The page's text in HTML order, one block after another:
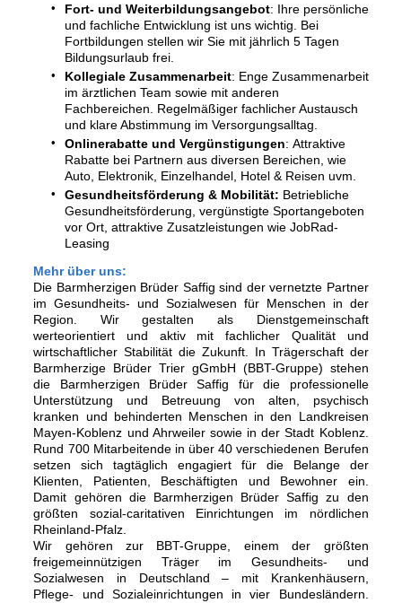
Fort- und Weiterbildungsangebot: Ihre persönliche
und fachliche Entwicklung ist uns wichtig. Bei
Fortbildungen stellen wir Sie mit jährlich 5 Tagen
Bildungsurlaub frei.
Kollegiale Zusammenarbeit: Enge Zusammenarbeit
im ärztlichen Team sowie mit anderen
Fachbereichen. Regelmäßiger fachlicher Austausch
und klare Abstimmung im Versorgungsalltag.
Onlinerabatte und Vergünstigungen: Attraktive
Rabatte bei Partnern aus diversen Bereichen, wie
Auto, Elektronik, Einzelhandel, Hotel & Reisen uvm.
Gesundheitsförderung & Mobilität: Betriebliche
Gesundheitsförderung, vergünstigte Sportangeboten
vor Ort, attraktive Zusatzleistungen wie JobRad-
Leasing
Mehr über uns:
Die Barmherzigen Brüder Saffig sind der vernetzte Partner
im Gesundheits- und Sozialwesen für Menschen in der
Region. Wir gestalten als Dienstgemeinschaft
werteorientiert und aktiv mit fachlicher Qualität und
wirtschaftlicher Stabilität die Zukunft. In Trägerschaft der
Barmherzige Brüder Trier gGmbH (BBT-Gruppe) stehen
die Barmherzigen Brüder Saffig für die professionelle
Unterstützung und Betreuung von alten, psychisch
kranken und behinderten Menschen in den Landkreisen
Mayen-Koblenz und Ahrweiler sowie in der Stadt Koblenz.
Rund 700 Mitarbeitende in über 40 verschiedenen Berufen
setzen sich tagtäglich engagiert für die Belange der
Klienten, Patienten, Beschäftigten und Bewohner ein.
Damit gehören die Barmherzigen Brüder Saffig zu den
größten sozial-caritativen Einrichtungen im nördlichen
Rheinland-Pfalz.
Wir gehören zur BBT-Gruppe, einem der größten
freigemeinnützigen Träger im Gesundheits- und
Sozialwesen in Deutschland – mit Krankenhäusern,
Pflege- und Sozialeinrichtungen in vier Bundesländern.